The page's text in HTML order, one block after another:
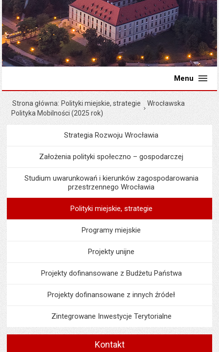
Menu
Strona główna Polityki miejskie, strategie
Wrocławska
Polityka Mobilności (2025 rok)
MenuProgramy i projekty
Strategia Rozwoju Wrocławia
Założenia polityki społeczno – gospodarczej
Studium uwarunkowań i kierunków zagospodarowania
przestrzennego Wrocławia
Polityki miejskie, strategie
Programy miejskie
Projekty unijne
Projekty dofinansowane z Budżetu Państwa
Projekty dofinansowane z innych źródeł
Zintegrowane Inwestycje Terytorialne
Kontakt